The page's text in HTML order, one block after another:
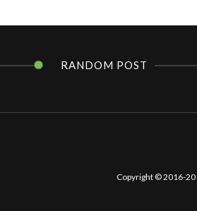
RANDOM POST
Copyright © 2016-